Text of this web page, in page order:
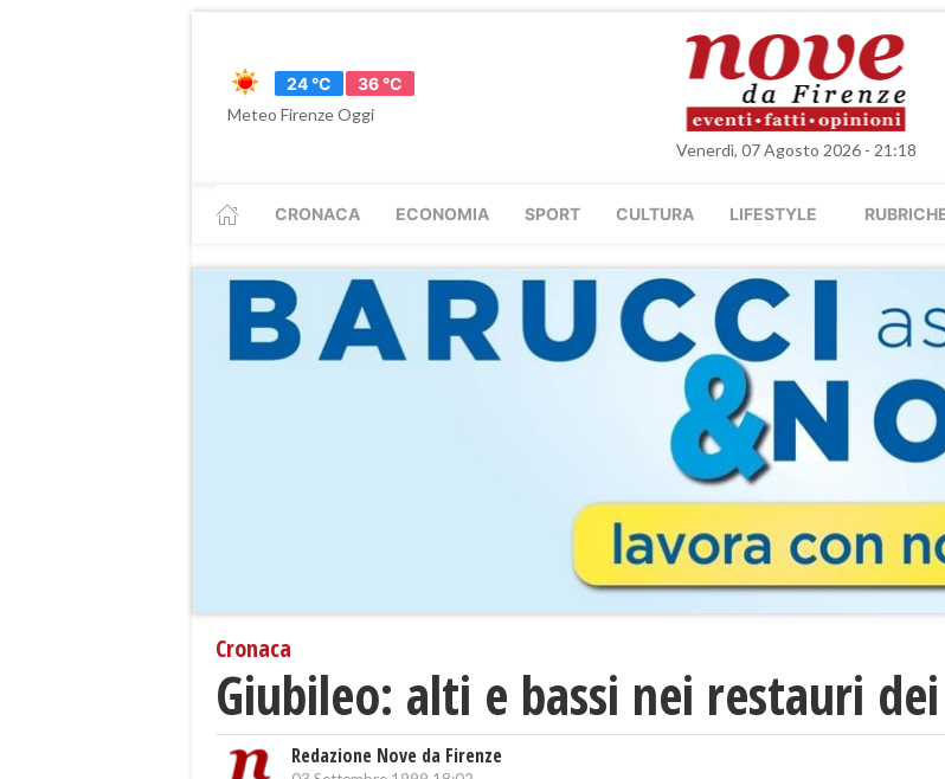
24 °C
36 °C
Meteo Firenze Oggi
Venerdì, 07 Agosto 2026 - 21:18
CRONACA ECONOMIA SPORT CULTURA LIFESTYLE
Cronaca
Giubileo: alti e bassi nei restauri
Redazione Nove da Firenze